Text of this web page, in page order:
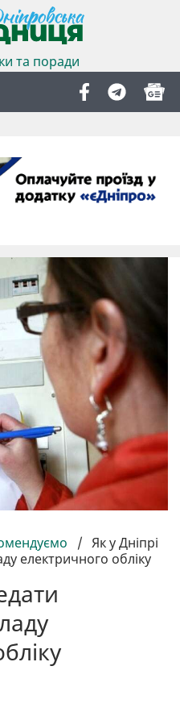
та поради
/ Як у Дніпрі
електричного обліку